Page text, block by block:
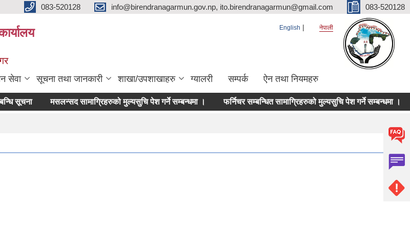
083-520128 info@birendranagarmun.gov.np, ito.birendranagarmun@gmail.com 083-520128
English नेपाली
सेवा सूचना तथा जानकारी शाखा/उपशाखाहरु ग्यालरी सम्पर्क ऐन तथा नियमहरु
सूचना मसलन्सद सामाग्रिहरुको मुल्यसुचि पेश गर्ने सम्बन्धमा । फर्निचर सम्बन्धित सामाग्रिहरुको मुल्यसुचि पेश गर्ने सम्बन्धमा ।